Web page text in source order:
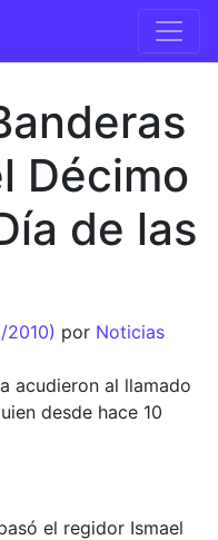
Décimo
de las
2010) por Noticias
acudieron al llamado
desde hace 10
el regidor Ismael